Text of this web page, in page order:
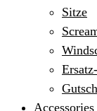
Sitze
Accessories